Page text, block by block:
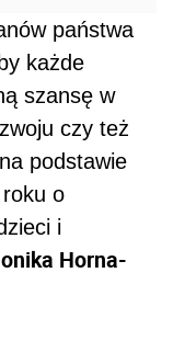
państwa
każde
szansę w
czy też
podstawie
o
i
Horna-